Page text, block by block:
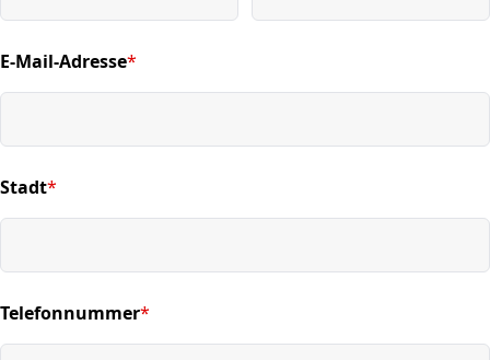
E-Mail-Adresse*
(required)
Stadt*
(required)
Telefonnummer*
(required)